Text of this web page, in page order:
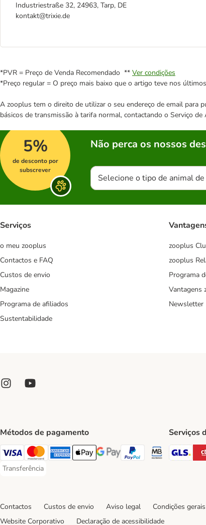
Industriestraße 32, 24963, Tarp, DE
kontakt@trixie.de
*PVR = Preço de Venda Recomendado ** Ver condições
*Preço regular = O preço mais baixo que o artigo teve nos
A zooplus tem o direito de utilizar o seu endereço de email para
básicos de transmissão à tarifa normal, contactando o Serviço
5%
de desconto por
subscrever
Não perca os nossos
Selecione o tipo de animal
Serviços
o meu zooplus
Contactos e FAQ
Custos de envio
Magazine
Programa de afiliados
Sustentabilidade
zooplus
zooplus
Programa
Vantagens
Newsletter
Métodos de pagamento
Visa Payment Method
Mastercard Payment Method
American Express Payment Method
Apple Pay Payment Method
Google Pay Payment Method
PayPal Payment Method
Multibanco
Transferência
Transferência Payment Method
Serviços
Contactos Custos de envio Aviso legal Condições
Website Corporativo
Declaração de acessibilidade